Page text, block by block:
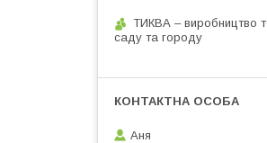
ТИКВА – виробництво
саду та городу
Аня